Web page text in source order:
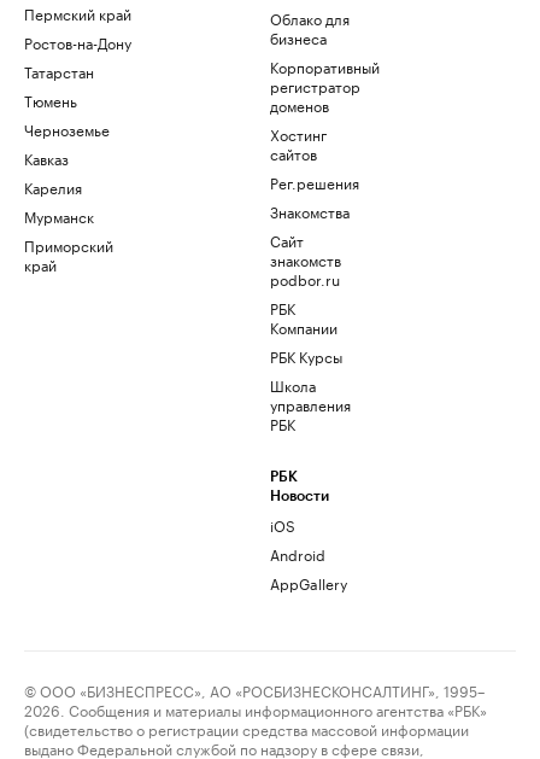
Пермский край
Ростов-на-Дону
Татарстан
Тюмень
Черноземье
Кавказ
Карелия
Мурманск
Приморский
край
Облако для
бизнеса
Корпоративный
регистратор
доменов
Хостинг
сайтов
Рег.решения
Знакомства
Сайт
знакомств
podbor.ru
РБК
Компании
РБК Курсы
Школа
управления
РБК
РБК
Новости
iOS
Android
AppGallery
© ООО «БИЗНЕСПРЕСС», АО «РОСБИЗНЕСКОНСАЛТИНГ», 1995–
2026. Сообщения и материалы информационного агентства «РБК»
(свидетельство о регистрации средства массовой информации
выдано Федеральной службой по надзору в сфере связи,